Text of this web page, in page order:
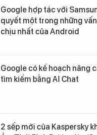
Google hợp tác với
quyết một trong những
chịu nhất của Android
Google có kế hoạch nâng
tìm kiếm bằng AI Chat
2 sếp mới của Kaspersky